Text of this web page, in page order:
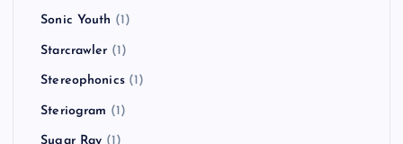
Sonic Youth (1)
Starcrawler (1)
Stereophonics(1)
Steriogram (1)
Sugar Ray (1)